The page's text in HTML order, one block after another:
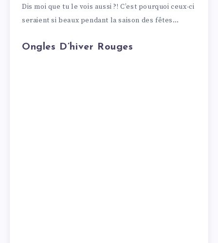
Dis moi que tu le vois aussi ?! C’est pourquoi ceux-ci
seraient si beaux pendant la saison des fêtes…
Ongles D’hiver Rouges